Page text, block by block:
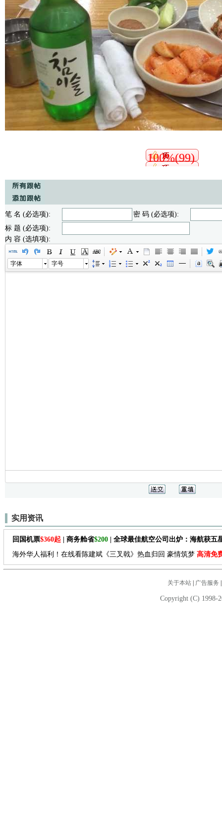
100%(99)
笔 名 (必选项):
密 码 (必选项):
标 题 (必选项):
内 容 (选填项):
字体 字号
实用资讯
回国机票$360起 | 商务舱省$200 | 全球最佳航空公司出炉：海航获五
海外华人福利！在线看陈建斌《三叉戟》热血归回 豪情筑梦 高清免
关于本站| 广告服务
Copyright (C) 1998-